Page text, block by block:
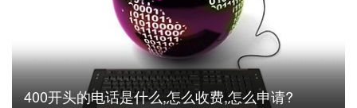
400开头的电话是什么,怎么收费,怎么申请?